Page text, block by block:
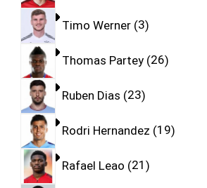
Timo Werner 3
Thomas Partey 26
Ruben Dias 23
Rodri Hernandez 19
Rafael Leao 21